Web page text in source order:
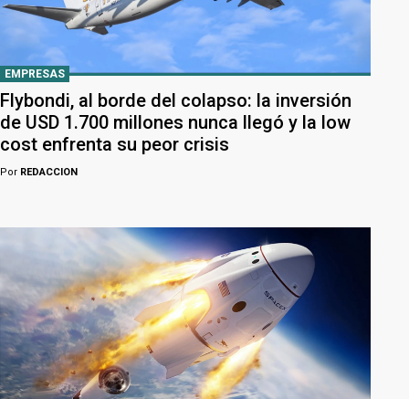
EMPRESAS
Flybondi, al borde del colapso: la inversión
de USD 1.700 millones nunca llegó y la low
cost enfrenta su peor crisis
Por REDACCION